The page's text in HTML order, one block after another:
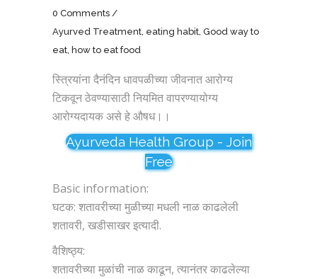
0 Comments
Ayurved Treatment, eating habit, Good way to
eat, how to eat food
स्त्रियांना दैनंदिन धावपळीच्या जीवनात आरोग्य
टिकवून ठेवण्यासाठी नियमित वापरण्यायोग्य
आरोग्यदायक असे हे औषध।।
Ayurveda Health Group - Join
Free
Basic information:
घटक: शतावरीच्या मुळीच्या मधली नाळ काढलेली
शतावरी, खडीसाखर इत्यादी.
वैशिष्ठ्य:
शतावरीच्या मुळांची नाळ काढून, त्यानंतर काढलेल्या